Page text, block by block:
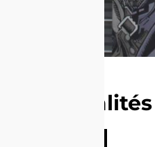
Actualités